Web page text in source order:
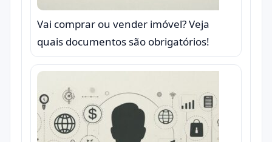
Vai comprar ou vender imóvel? Veja
quais documentos são obrigatórios!